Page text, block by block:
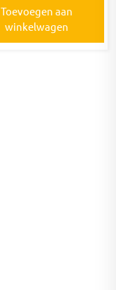
Toevoegen aan
winkelwagen